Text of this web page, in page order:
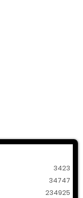
3423
34747
234925